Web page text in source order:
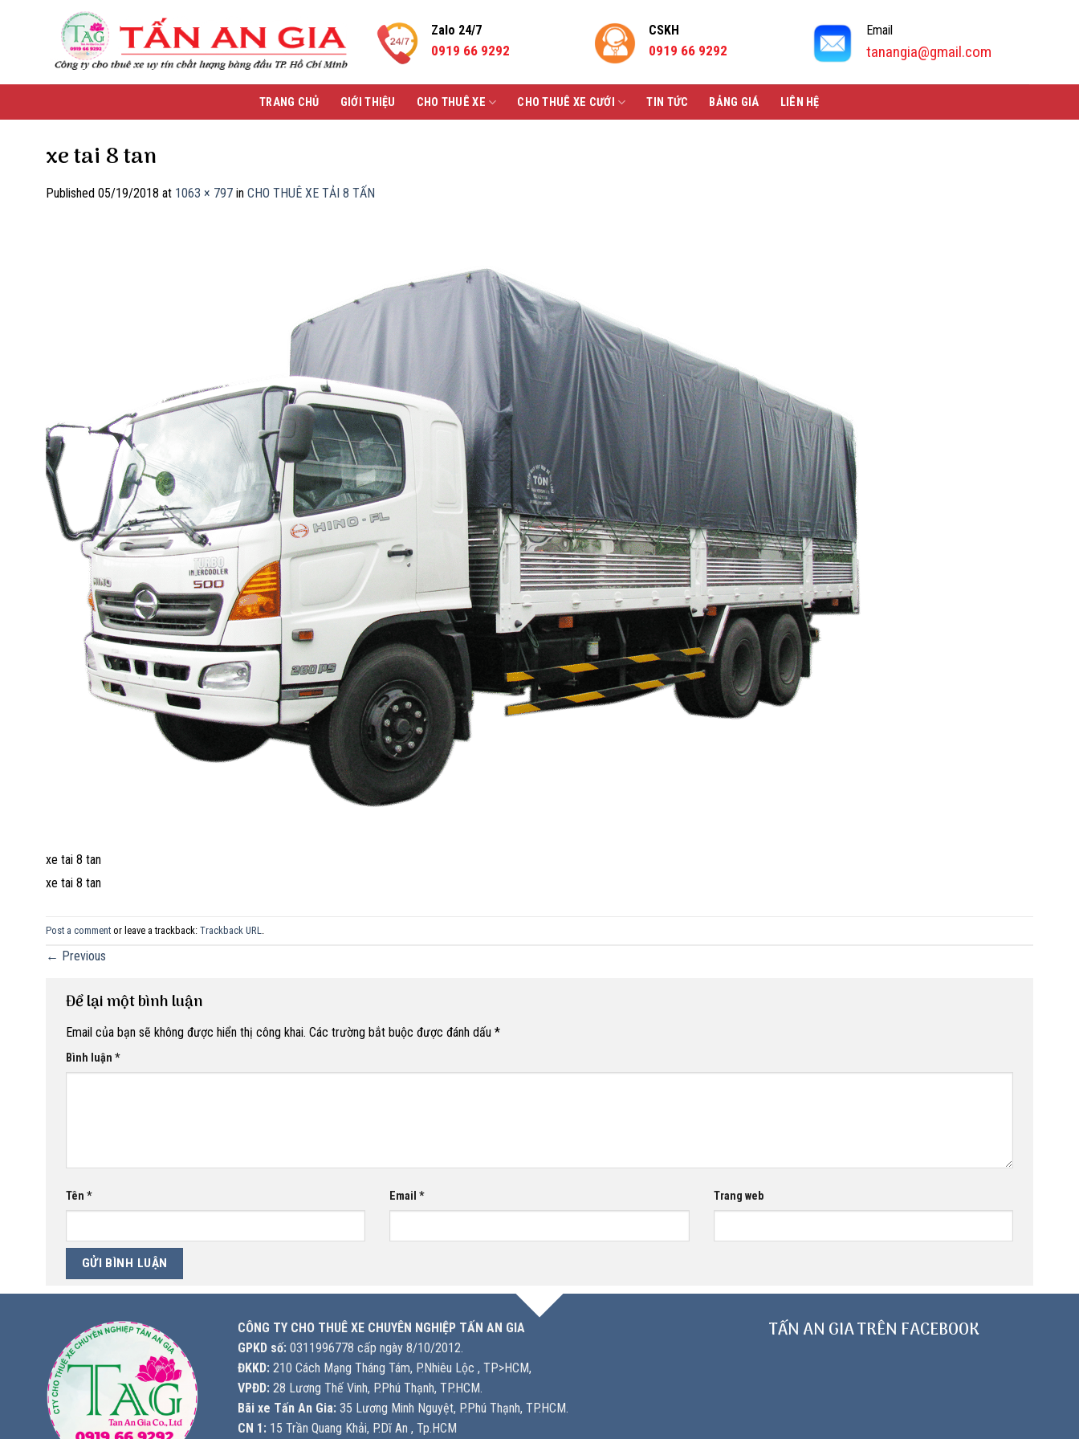
Zalo 24/7
0919 66 9292
CSKH
0919 66 9292
Email
tanangia@gmail.com
TRANG CHỦ GIỚI THIỆU CHO THUÊ XE CHO THUÊ XE CƯỚI TIN TỨC BẢNG GIÁ LIÊN HỆ
xe tai 8 tan
Published 05/19/2018 at 1063 × 797 in CHO THUÊ XE TẢI 8 TẤN
xe tai 8 tan
xe tai 8 tan
Post a comment or leave a trackback: Trackback URL
← Previous
Để lại một bình luận
Email của bạn sẽ không được hiển thị công khai. Các trường bắt buộc được đánh dấu *
Bình luận *
Tên * Email* Trang web
CÔNG TY CHO THUÊ XE CHUYÊN NGHIỆP TẤN AN GIA
GPKD số: 0311996778 cấp ngày 8/10/2012.
ĐKKD: 210 Cách Mạng Tháng Tám, P.Nhiêu Lộc , TP>HCM,
VPĐD: 28 Lương Thế Vinh, P.Phú Thạnh, TP.HCM.
Bãi xe Tấn An Gia: 35 Lương Minh Nguyệt, P.Phú Thạnh, TP.HCM.
CN 1: 15 Trần Quang Khải, P.Dĩ An , Tp.HCM
TẤN AN GIA TRÊN FACEBOOK